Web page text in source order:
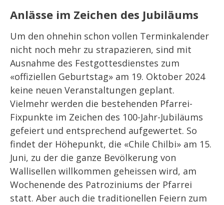
Anlässe im Zeichen des Jubiläums
Um den ohnehin schon vollen Terminkalender
nicht noch mehr zu strapazieren, sind mit
Ausnahme des Festgottesdienstes zum
«offiziellen Geburtstag» am 19. Oktober 2024
keine neuen Veranstaltungen geplant.
Vielmehr werden die bestehenden Pfarrei-
Fixpunkte im Zeichen des 100-Jahr-Jubiläums
gefeiert und entsprechend aufgewertet. So
findet der Höhepunkt, die «Chile Chilbi» am 15.
Juni, zu der die ganze Bevölkerung von
Wallisellen willkommen geheissen wird, am
Wochenende des Patroziniums der Pfarrei
statt. Aber auch die traditionellen Feiern zum